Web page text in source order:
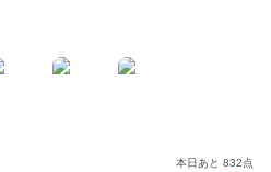
本日あと 832点